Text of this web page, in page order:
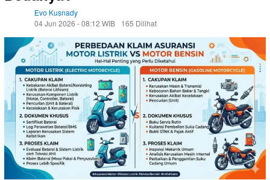
Evo Kusnady
04 Jun 2026 - 08:12 WIB
165 Dilihat